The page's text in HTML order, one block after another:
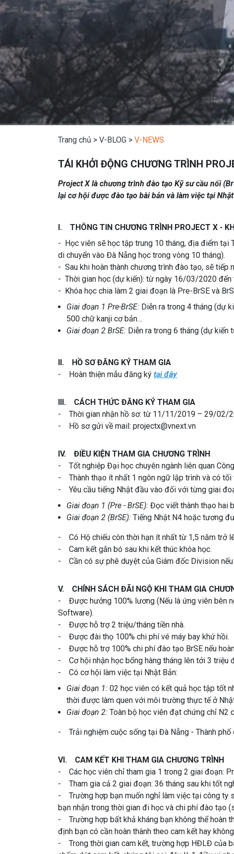
Trang chủ > V-BLOG > V-NEWS
TÁI KHỞI ĐỘNG CHƯƠNG TRÌNH
Project X là chương trình đào tạo Kỹ sư cầu nối
lại cơ hội được đào tạo bài bản và làm việc tại
I. THÔNG TIN CHƯƠNG TRÌNH PROJECT X -
- Học viên sẽ học tập trung 10 tháng, địa điểm tại
di chuyển vào Đà Nẵng học trong vòng 10 tháng).
- Sau khi hoàn thành chương trình đào tạo, sẽ tiếp
- Thời gian học (dự kiến): từ ngày 16/03/2020 đến
- Khóa học chia làm 2 giai đoạn là Pre-BrSE và
Giai đoạn 1 Pre-BrSE: Diễn ra trong 4 tháng (dự
500 chữ kanji cơ bản…
Giai đoạn 2 BrSE: Diễn ra trong 6 tháng (dự
II. HỒ SƠ ĐĂNG KÝ THAM GIA
- Hoàn thiện mẫu đăng ký tại đây
III. CÁCH THỨC ĐĂNG KÝ THAM GIA
- Thời gian nhận hồ sơ: từ 11/11/2019 – 29/02/
- Hồ sơ gửi về mail: projectx@vnext.vn
IV. ĐIỀU KIỆN THAM GIA CHƯƠNG TRÌNH
- Tốt nghiệp Đại học chuyên ngành liên quan
- Thành thạo ít nhất 1 ngôn ngữ lập trình và có tối
- Yêu cầu tiếng Nhật đầu vào đối với từng giai
Giai đoạn 1 (Pre - BrSE): Đọc viết thành thạo hai
Giai đoạn 2 (BrSE): Tiếng Nhật N4 hoặc tương
- Có Hộ chiếu còn thời hạn ít nhất từ 1,5 năm trở
- Cam kết gắn bó sau khi kết thúc khóa học.
- Cần có sự phê duyệt của Giám đốc Division nếu
V. CHÍNH SÁCH ĐÃI NGỘ KHI THAM GIA
- Được hưởng 100% lương (Nếu là ứng viên bên
Software).
- Được hỗ trợ 2 triệu/tháng tiền nhà.
- Được đài thọ 100% chi phí vé máy bay khứ hồi.
- Được hỗ trợ 100% chi phí đào tạo BrSE nếu
- Cơ hội nhận học bổng hàng tháng lên tới 3 triệu
- Có cơ hội làm việc tại Nhật Bản:
Giai đoạn 1: 02 học viên có kết quả học tập tốt
thời được làm quen với môi trường thực tế ở
Giai đoạn 2: Toàn bộ học viên đạt chứng chỉ N2
- Trải nghiệm cuộc sống tại Đà Nẵng - Thành phố
VI. CAM KẾT KHI THAM GIA CHƯƠNG TRÌNH
- Các học viên chỉ tham gia 1 trong 2 giai đoạn:
- Tham gia cả 2 giai đoạn: 36 tháng sau khi tốt
- Trường hợp bạn muốn nghỉ làm việc tại công ty
bạn nhận trong thời gian đi học và chi phí đào tạo
- Trường hợp bất khả kháng bạn không thể hoàn
định bạn có cần hoàn thành theo cam kết hay
- Trong thời gian cam kết, trường hợp HĐLĐ của